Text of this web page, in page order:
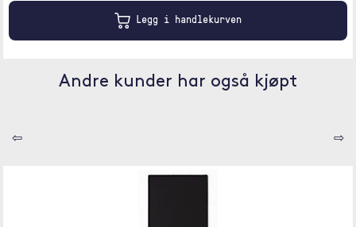
Legg i handlekurven
Andre kunder har også kjøpt
⇦ ⇨